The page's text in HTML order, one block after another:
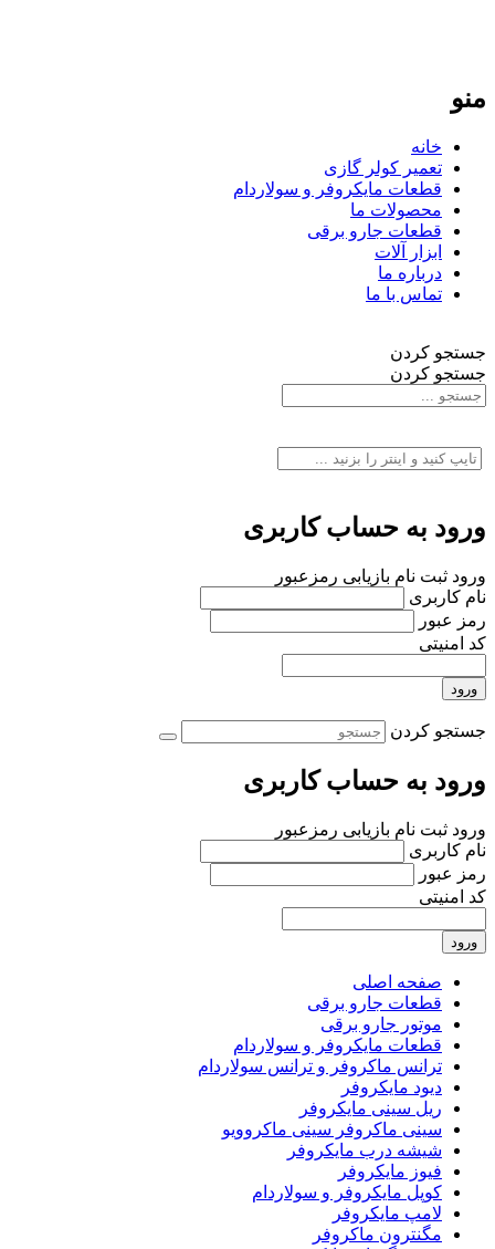
منو
خانه
تعمیر کولر گازی
قطعات مایکروفر و سولاردام
محصولات ما
قطعات جارو برقی
ابزار آلات
درباره ما
تماس با ما
جستجو کردن
جستجو کردن
ورود به حساب کاربری
ورود ثبت نام بازیابی رمزعبور
نام کاربری
رمز عبور
کد امنیتی
ورود
جستجو کردن
ورود به حساب کاربری
ورود ثبت نام بازیابی رمزعبور
نام کاربری
رمز عبور
کد امنیتی
ورود
صفحه اصلی
قطعات جارو برقی
موتور جارو برقی
قطعات مایکروفر و سولاردام
ترانس ماکروفر و ترانس سولاردام
دیود مایکروفر
ریل سینی مایکروفر
سینی ماکروفر سینی ماکروویو
شیشه درب مایکروفر
فیوز مایکروفر
کوپل مایکروفر و سولاردام
لامپ مایکروفر
مگنترون ماکروفر